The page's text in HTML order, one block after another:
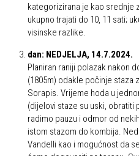
kategorizirana je kao srednje
ukupno trajati do 10, 11 sati;
visinske razlike.
dan: NEDJELJA, 14.7.2024.
Planiran raniji polazak nakon
(1805m) odakle počinje staza
Sorapis. Vrijeme hoda u
(dijelovi staze su uski, obratiti
radimo pauzu i odmor od
istom stazom do kombija.
Vandelli kao i mogućnost da